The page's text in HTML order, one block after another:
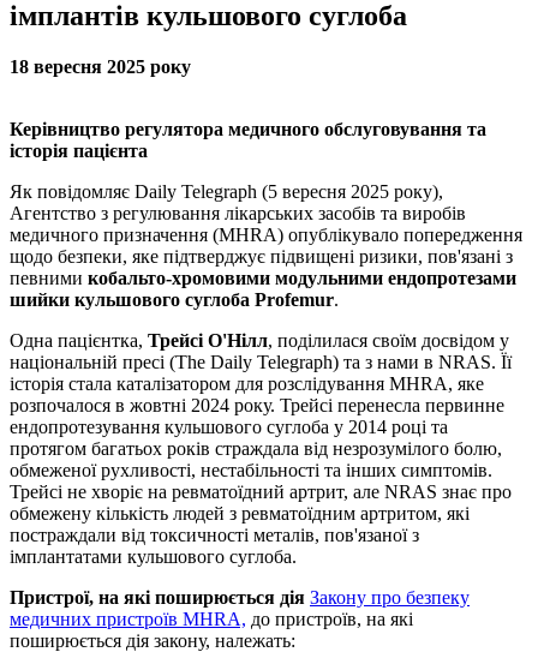
імплантів кульшового суглоба
18 вересня 2025 року
Керівництво регулятора медичного обслуговування та
історія пацієнта
Як повідомляє Daily Telegraph (5 вересня 2025 року),
Агентство з регулювання лікарських засобів та виробів
медичного призначення (MHRA) опублікувало попередження
щодо безпеки, яке підтверджує підвищені ризики, пов'язані з
певними кобальто-хромовими модульними ендопротезами
шийки кульшового суглоба Profemur.
Одна пацієнтка, Трейсі О'Нілл, поділилася своїм досвідом у
національній пресі (The Daily Telegraph) та з нами в NRAS. Її
історія стала каталізатором для розслідування MHRA, яке
розпочалося в жовтні 2024 року. Трейсі перенесла первинне
ендопротезування кульшового суглоба у 2014 році та
протягом багатьох років страждала від незрозумілого болю,
обмеженої рухливості, нестабільності та інших симптомів.
Трейсі не хворіє на ревматоїдний артрит, але NRAS знає про
обмежену кількість людей з ревматоїдним артритом, які
постраждали від токсичності металів, пов'язаної з
імплантатами кульшового суглоба.
Пристрої, на які поширюється дія Закону про безпеку
медичних пристроїв MHRA, до пристроїв, на які
поширюється дія закону, належать: